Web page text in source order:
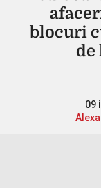
blocuri
de
09